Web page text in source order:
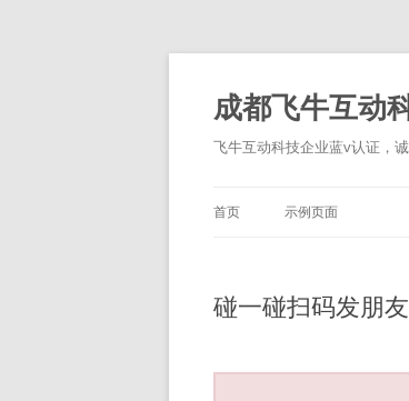
跳
文
成都飞牛互动
飞牛互动科技企业蓝v认证，
首页 示例页面
碰一碰扫码发朋